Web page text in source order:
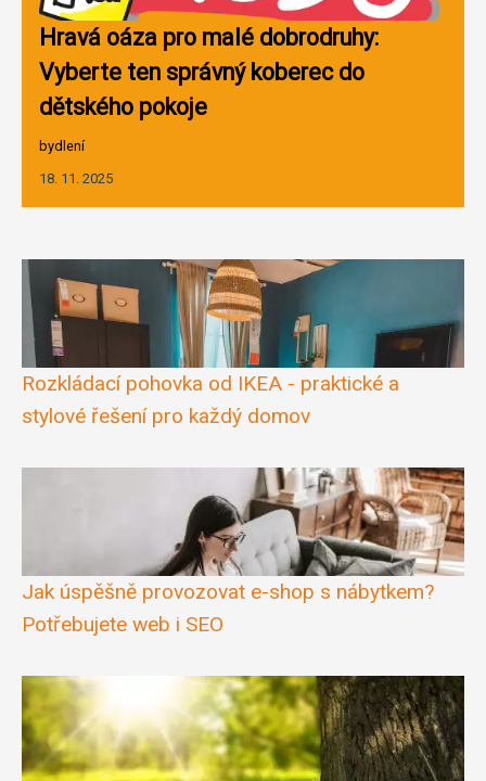
Hravá oáza pro malé dobrodruhy:
Vyberte ten správný koberec do
dětského pokoje
bydlení
18. 11. 2025
Rozkládací pohovka od IKEA - praktické a
stylové řešení pro každý domov
Jak úspěšně provozovat e-shop s nábytkem?
Potřebujete web i SEO